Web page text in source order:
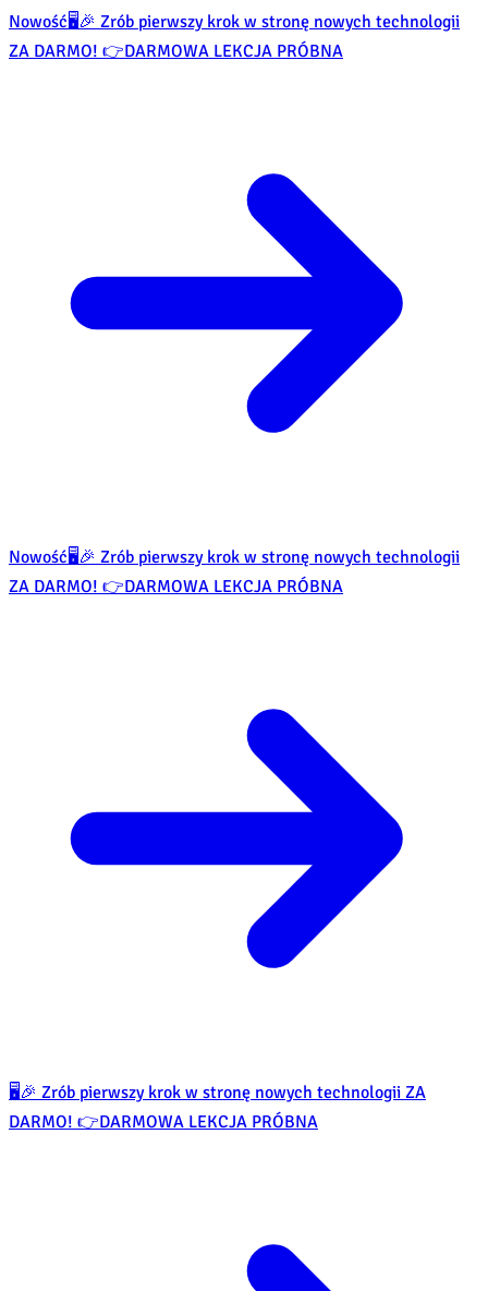
Nowość🖥️🎉 Zrób pierwszy krok w stronę nowych technologii
ZA DARMO! 👉DARMOWA LEKCJA PRÓBNA
Nowość🖥️🎉 Zrób pierwszy krok w stronę nowych technologii
ZA DARMO! 👉DARMOWA LEKCJA PRÓBNA
🖥️🎉 Zrób pierwszy krok w stronę nowych technologii ZA
DARMO! 👉DARMOWA LEKCJA PRÓBNA